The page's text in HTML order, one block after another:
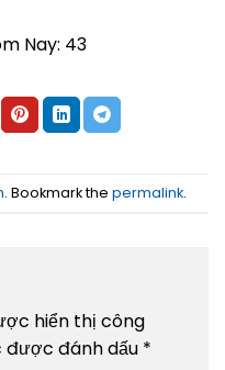
Nay: 43
. Bookmark the permalink.
hiển thị công
đánh dấu *